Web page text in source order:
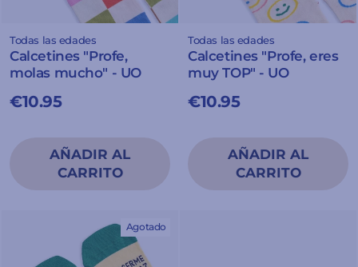
Todas las edades
Calcetines "Profe,
molas mucho" - UO
€10.95
Todas las edades
Calcetines "Profe, eres
muy TOP" - UO
€10.95
Agotado